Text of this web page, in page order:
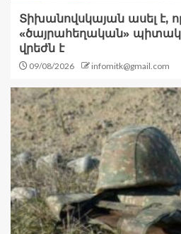
Տիխանովսկայան ասել է,
«ծայրահեղական» պիտակը
վրեժն է
09/08/2026 infomitk@gmail.com